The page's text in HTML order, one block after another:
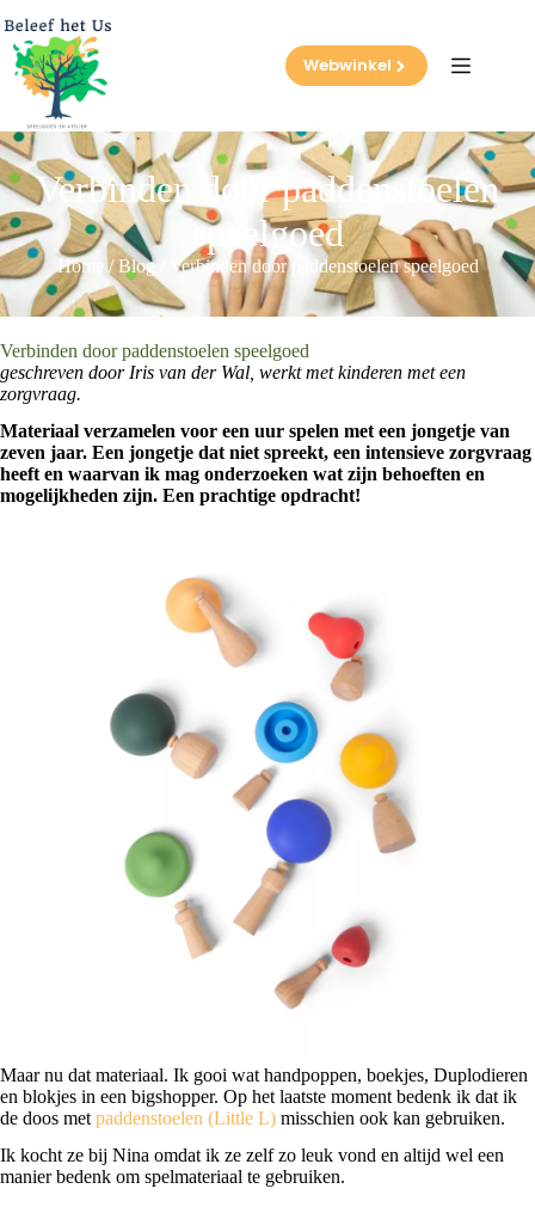
naar
de
inhoud
Webwinkel
Verbinden door paddenstoelen
speelgoed
Home /Blog/ Verbinden door paddenstoelen speelgoed
Verbinden door paddenstoelen speelgoed
geschreven door Iris van der Wal, werkt met kinderen met een
zorgvraag.
Materiaal verzamelen voor een uur spelen met een jongetje van
zeven jaar. Een jongetje dat niet spreekt, een intensieve zorgvraag
heeft en waarvan ik mag onderzoeken wat zijn behoeften en
mogelijkheden zijn. Een prachtige opdracht!
Maar nu dat materiaal. Ik gooi wat handpoppen, boekjes, Duplodieren
en blokjes in een bigshopper. Op het laatste moment bedenk ik dat ik
de doos met paddenstoelen (Little L) misschien ook kan gebruiken.
Ik kocht ze bij Nina omdat ik ze zelf zo leuk vond en altijd wel een
manier bedenk om spelmateriaal te gebruiken.